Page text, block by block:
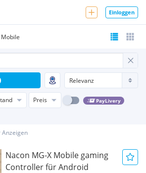
Einloggen
Preis PayLivery
Anzeigen
Nacon MG-X Mobile gaming
Controller für Android